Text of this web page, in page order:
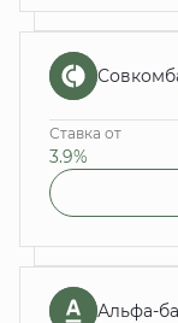
Ставка от
3.9%
Альфа-